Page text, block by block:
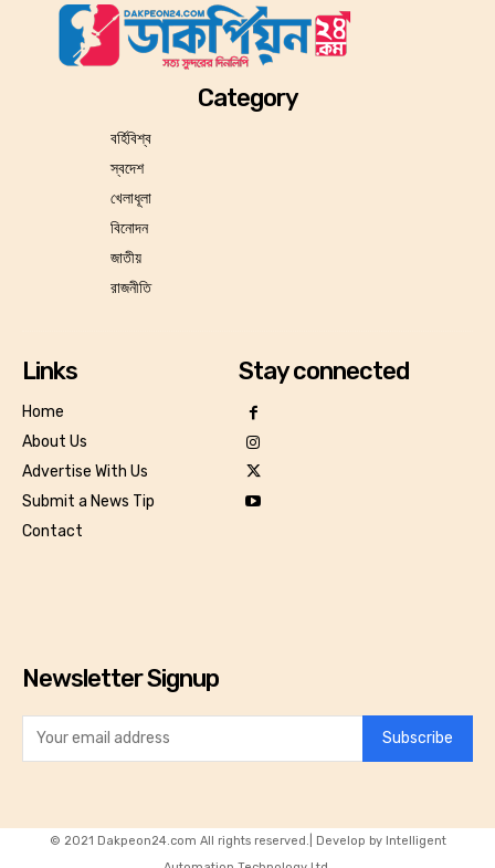
Category
বর্হিবিশ্ব
স্বদেশ
খেলাধূলা
বিনোদন
জাতীয়
রাজনীতি
Links
Home
About Us
Advertise With Us
Submit a News Tip
Contact
Stay connected
Newsletter Signup
Subscribe
© 2021 Dakpeon24.com All rights reserved.| Develop by Intelligent